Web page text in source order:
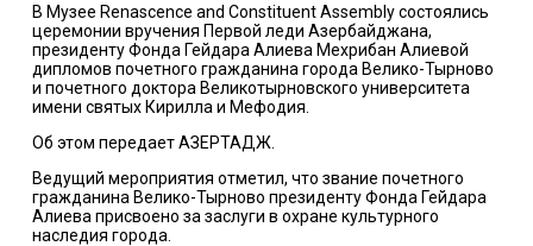
В Музее Renascence and Constituent Assembly состоялись
церемонии вручения Первой леди Азербайджана,
президенту Фонда Гейдара Алиева Мехрибан Алиевой
дипломов почетного гражданина города Велико-Тырново
и почетного доктора Великотырновского университета
имени святых Кирилла и Мефодия.
Об этом передаетАЗЕРТАДЖ
Ведущий мероприятия отметил, что звание почетного
гражданина Велико-Тырново президенту Фонда Гейдара
Алиева присвоено за заслуги в охране культурного
наследия города.